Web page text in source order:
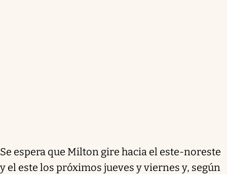
Se espera que Milton gire hacia el este-noreste
y el este los próximos jueves y viernes y, según